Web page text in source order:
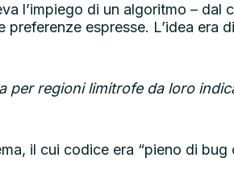
l’impiego di un algoritmo – dal
espresse. L’idea era
per regioni limitrofe da loro
il cui codice era “pieno di bug